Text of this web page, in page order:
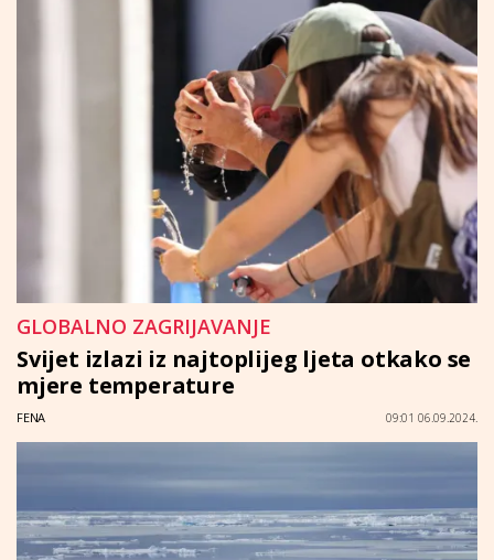
GLOBALNO ZAGRIJAVANJE
Svijet izlazi iz najtoplijeg ljeta otkako se
mjere temperature
FENA 09:01 06.09.2024.